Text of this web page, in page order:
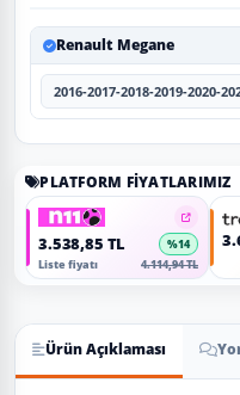
Renault Megane
2016-2017-2018-2019-2020-
PLATFORM FIYATLARIMIZ
3.538,85 TL
%14
Liste fiyatı
4.114,94 TL
Ürün Açıklaması